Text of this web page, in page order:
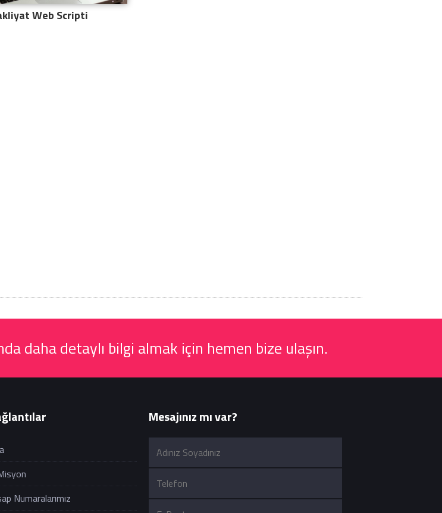
Web Scripti
daha detaylı bilgi almak için hemen bize ulaşın.
Numaralarımız
Mesajınız mı var?